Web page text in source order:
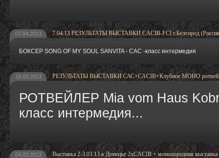
07.04.2013 7.04.13 РЕЗУЛЬТАТЫ ВЫСТАВКИ CACIB-FCI г.Белгород
БОКСЕР SONG OF MY SOUL SANVITA - САС -класс интермедия
18.03.2013 РЕЗУЛЬТАТЫ ВЫСТАВКИ САС+CACIB+Клубное MOHO
РОТВЕЙЛЕР Mia vom Haus
класс интермедия...
04.03.2013 Выставка 2-3.03.13 в Донецке 2хCACIB + монопородная